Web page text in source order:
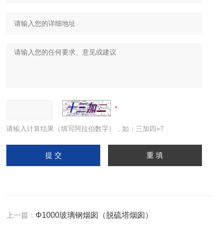
请输入计算结果（填写阿拉伯数字），如：三加四=7
上一篇： Φ1000玻璃钢烟囱（脱硫塔烟囱）